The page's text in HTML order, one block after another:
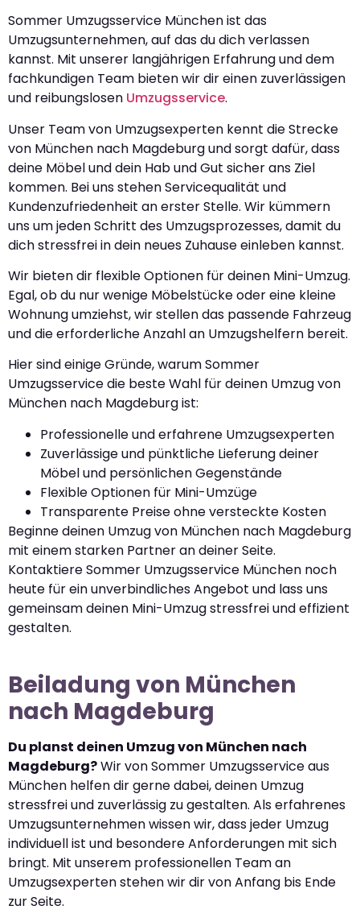
Sommer Umzugsservice München ist das
Umzugsunternehmen, auf das du dich verlassen
kannst. Mit unserer langjährigen Erfahrung und dem
fachkundigen Team bieten wir dir einen zuverlässigen
und reibungslosen Umzugsservice.
Unser Team von Umzugsexperten kennt die Strecke
von München nach Magdeburg und sorgt dafür, dass
deine Möbel und dein Hab und Gut sicher ans Ziel
kommen. Bei uns stehen Servicequalität und
Kundenzufriedenheit an erster Stelle. Wir kümmern
uns um jeden Schritt des Umzugsprozesses, damit du
dich stressfrei in dein neues Zuhause einleben kannst.
Wir bieten dir flexible Optionen für deinen Mini-Umzug.
Egal, ob du nur wenige Möbelstücke oder eine kleine
Wohnung umziehst, wir stellen das passende Fahrzeug
und die erforderliche Anzahl an Umzugshelfern bereit.
Hier sind einige Gründe, warum Sommer
Umzugsservice die beste Wahl für deinen Umzug von
München nach Magdeburg ist:
Professionelle und erfahrene Umzugsexperten
Zuverlässige und pünktliche Lieferung deiner
Möbel und persönlichen Gegenstände
Flexible Optionen für Mini-Umzüge
Transparente Preise ohne versteckte Kosten
Beginne deinen Umzug von München nach Magdeburg
mit einem starken Partner an deiner Seite.
Kontaktiere Sommer Umzugsservice München noch
heute für ein unverbindliches Angebot und lass uns
gemeinsam deinen Mini-Umzug stressfrei und effizient
gestalten.
Beiladung von München
nach Magdeburg
Du planst deinen Umzug von München nach
Magdeburg?Wir von Sommer Umzugsservice aus
München helfen dir gerne dabei, deinen Umzug
stressfrei und zuverlässig zu gestalten. Als erfahrenes
Umzugsunternehmen wissen wir, dass jeder Umzug
individuell ist und besondere Anforderungen mit sich
bringt. Mit unserem professionellen Team an
Umzugsexperten stehen wir dir von Anfang bis Ende
zur Seite.